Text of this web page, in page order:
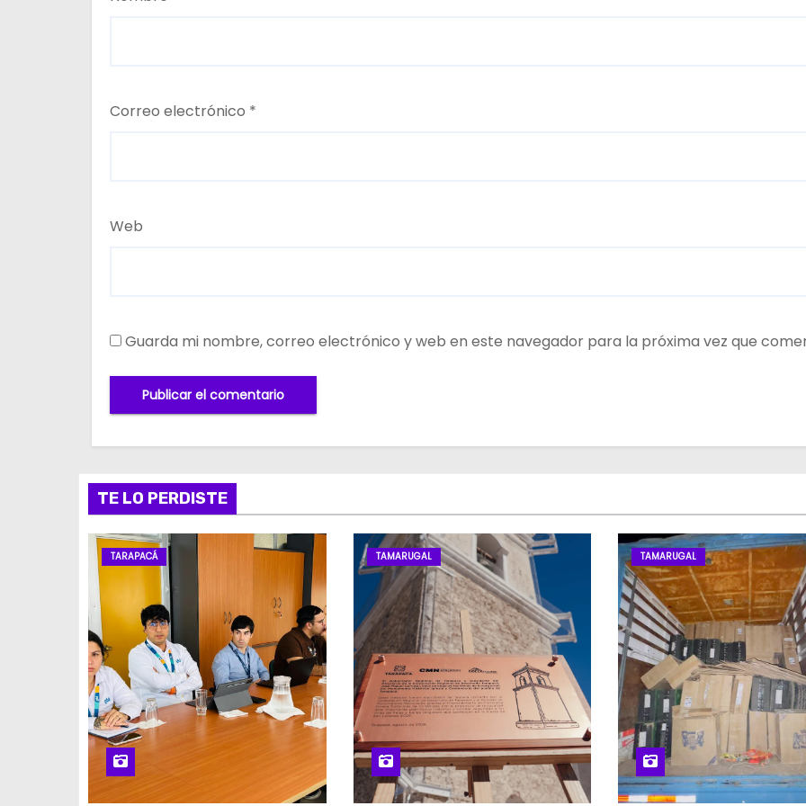
Correo electrónico *
Web
Guarda mi nombre, correo electrónico y web en este navegador para la próxima vez que
TE LO PERDISTE
TARAPACÁ TAMARUGAL TAMARUGAL